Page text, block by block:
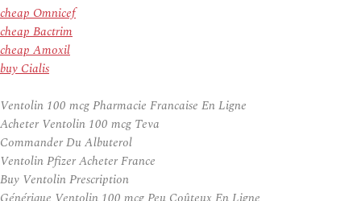
cheap Omnicef
cheap Bactrim
cheap Amoxil
buy Cialis
Ventolin 100 mcg Pharmacie Francaise En Ligne
Acheter Ventolin 100 mcg Teva
Commander Du Albuterol
Ventolin Pfizer Acheter France
Buy Ventolin Prescription